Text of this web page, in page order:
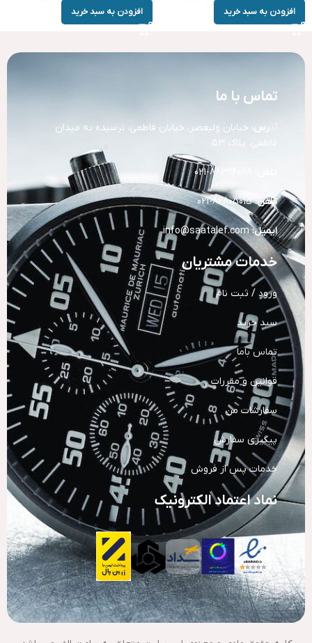
افزودن به سبد خرید افزودن به سبد خرید
تماس با ما
رس: خیابان ولیعصر، خیابان فاطمی، نرسیده به میدان
فاطمی، پلاک 53
تلفن:82805015-021
ایمیل: info@saatalef.com
خدمات مشتریان
ورود / ثبت نام
سبد خرید
تماس باما
قوانین و مقررات
سفارشات من
پیگیری سفارش
خدمات پس از فروش
نماد اعتماد الکترونیک